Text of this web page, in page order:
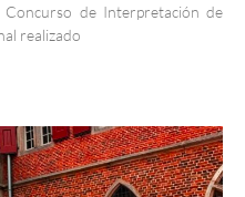
de Interpretación de
realizado